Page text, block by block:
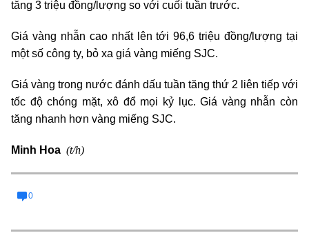
tăng 3 triệu đồng/lượng so với cuối tuần trước.
Giá vàng nhẫn cao nhất lên tới 96,6 triệu đồng/lượng tại
một số công ty, bỏ xa giá vàng miếng SJC.
Giá vàng trong nước đánh dấu tuần tăng thứ 2 liên tiếp với
tốc độ chóng mặt, xô đổ mọi kỷ lục. Giá vàng nhẫn còn
tăng nhanh hơn vàng miếng SJC.
Minh Hoa (t/h)
0